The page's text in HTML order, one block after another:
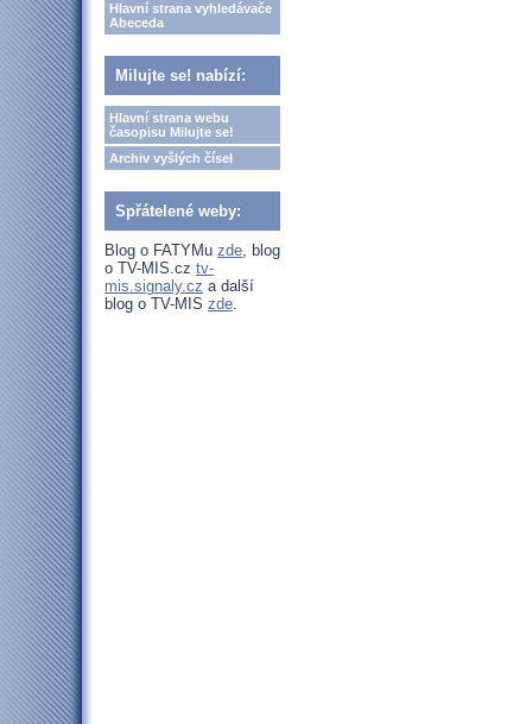
Hlavní strana vyhledávače
Abeceda
Milujte se! nabízí:
Hlavní strana webu
časopisu Milujte se!
Archiv vyšlých čísel
Spřátelené weby:
Blog o FATYMu zde, blog
o TV-MIS.cz tv-
mis.signaly.cz a další
blog o TV-MIS zde.